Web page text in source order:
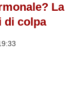
La
di colpa